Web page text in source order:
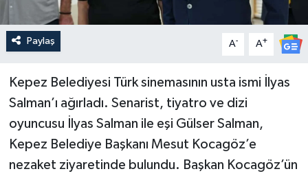
Paylaş A- A+
Kepez Belediyesi Türk sinemasının usta ismi İlyas
Salman’ı ağırladı. Senarist, tiyatro ve dizi
oyuncusu İlyas Salman ile eşi Gülser Salman,
Kepez Belediye Başkanı Mesut Kocagöz’e
nezaket ziyaretinde bulundu. Başkan Kocagöz’ün
Siyaset
Spor